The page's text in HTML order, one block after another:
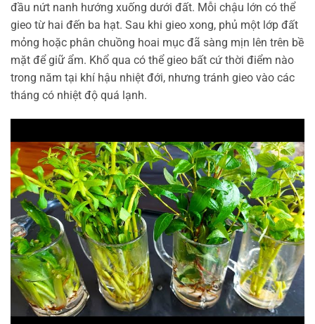
đầu nứt nanh hướng xuống dưới đất. Mỗi chậu lớn có thể
gieo từ hai đến ba hạt. Sau khi gieo xong, phủ một lớp đất
mỏng hoặc phân chuồng hoai mục đã sàng mịn lên trên bề
mặt để giữ ẩm. Khổ qua có thể gieo bất cứ thời điểm nào
trong năm tại khí hậu nhiệt đới, nhưng tránh gieo vào các
tháng có nhiệt độ quá lạnh.